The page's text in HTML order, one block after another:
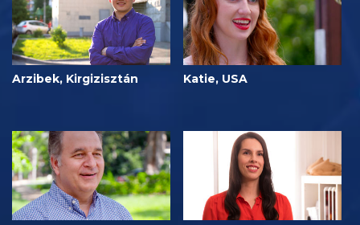
Arzibek, Kirgizisztán Katie, USA